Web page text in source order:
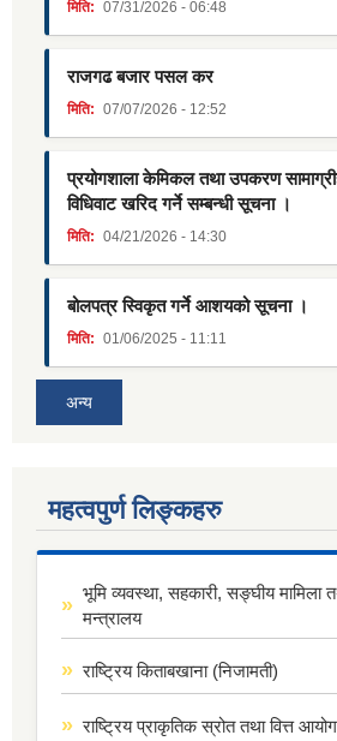
मिति: 07/31/2026 - 06:48
राजगढ बजार पसल कर
मिति: 07/07/2026 - 12:52
प्रयोगशाला केमिकल तथा उपकरण
विधिवाट खरिद गर्ने सम्बन्धी सूचना ।
मिति: 04/21/2026 - 14:30
बोलपत्र स्विकृत गर्ने आशयको सूचना ।
मिति: 01/06/2025 - 11:11
अन्य
महत्वपुर्ण लिङ्कहरु
भूमि व्यवस्था, सहकारी, सङ्घीय मामिला
मन्त्रालय
राष्ट्रिय किताबखाना (निजामती)
राष्ट्रिय प्राकृतिक स्रोत तथा वित्त आयोग